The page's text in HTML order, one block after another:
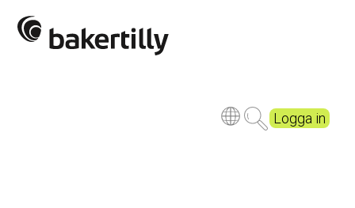
Logga in
Johan Wintervalld vald till ny styrelseledamot i FAR
Utbildning för Kvalitetsansvariga och Kontrollanter
Baker Tilly-Dagarna 2024: En Framgångsrik